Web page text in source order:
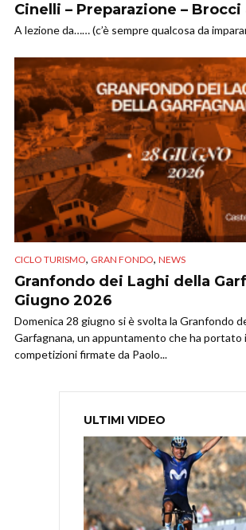
Cinelli – Preparazione –
A lezione da…… (c’è sempre qualcosa da
CICLO TURISMO, GRAN FONDO, NEWS
Granfondo dei Laghi della
Giugno 2026
Domenica 28 giugno si è svolta la Granfondo
Garfagnana, un appuntamento che ha portato
competizioni firmate da Paolo...
ULTIMI VIDEO